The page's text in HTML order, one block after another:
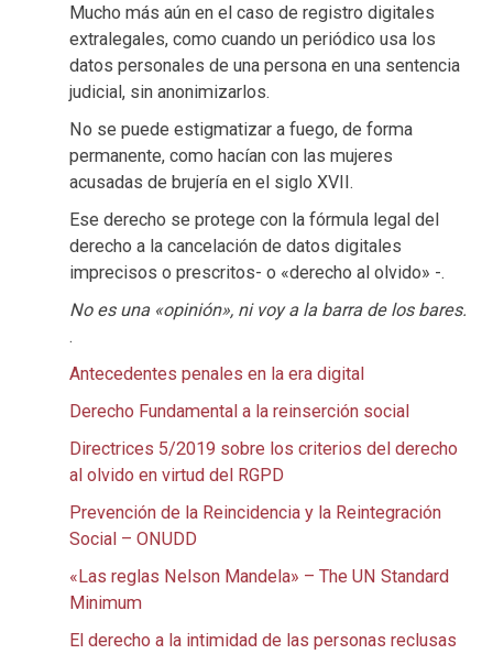
Mucho más aún en el caso de registro digitales
extralegales, como cuando un periódico usa los
datos personales de una persona en una sentencia
judicial, sin anonimizarlos.
No se puede estigmatizar a fuego, de forma
permanente, como hacían con las mujeres
acusadas de brujería en el siglo XVII.
Ese derecho se protege con la fórmula legal del
derecho a la cancelación de datos digitales
imprecisos o prescritos- o «derecho al olvido» -.
No es una «opinión», ni voy a la barra de los bares.
.
Antecedentes penales en la era digital
Derecho Fundamental a la reinserción social
Directrices 5/2019 sobre los criterios del derecho
al olvido en virtud del RGPD
Prevención de la Reincidencia y la Reintegración
Social – ONUDD
«Las reglas Nelson Mandela» – The UN Standard
Minimum
El derecho a la intimidad de las personas reclusas